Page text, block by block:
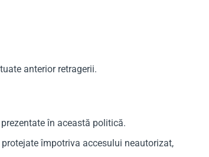
anterior retragerii.
în această politică.
împotriva accesului neautorizat,